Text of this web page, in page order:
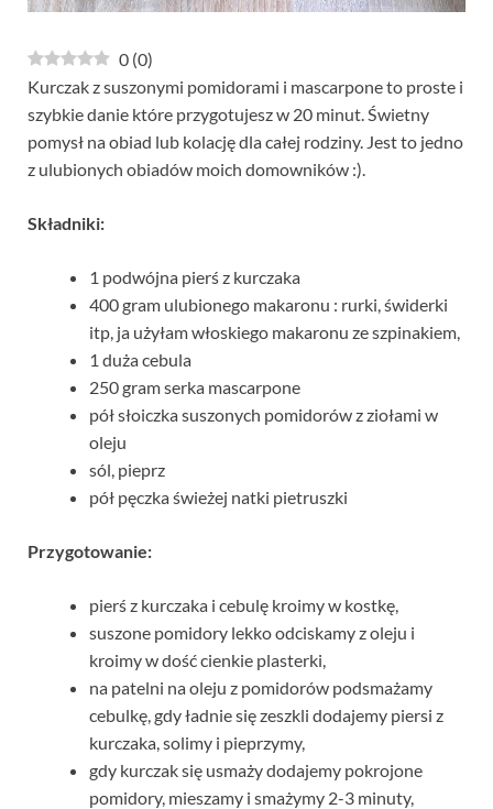
0 (0)
Kurczak z suszonymi pomidorami i mascarpone to proste i
szybkie danie które przygotujesz w 20 minut. Świetny
pomysł na obiad lub kolację dla całej rodziny. Jest to jedno
z ulubionych obiadów moich domowników :).
Składniki:
1 podwójna pierś z kurczaka
400 gram ulubionego makaronu : rurki, świderki
itp, ja użyłam włoskiego makaronu ze szpinakiem,
1 duża cebula
250 gram serka mascarpone
pół słoiczka suszonych pomidorów z ziołami w
oleju
sól, pieprz
pół pęczka świeżej natki pietruszki
Przygotowanie:
pierś z kurczaka i cebulę kroimy w kostkę,
suszone pomidory lekko odciskamy z oleju i
kroimy w dość cienkie plasterki,
na patelni na oleju z pomidorów podsmażamy
cebulkę, gdy ładnie się zeszkli dodajemy piersi z
kurczaka, solimy i pieprzymy,
gdy kurczak się usmaży dodajemy pokrojone
pomidory, mieszamy i smażymy 2-3 minuty,